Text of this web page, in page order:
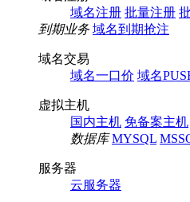
域名注册 批量注册
到期业务 域名到期抢注
域名交易
域名一口价 域名
虚拟主机
国内主机 免备案主机
数据库 MYSQL
服务器
云服务器